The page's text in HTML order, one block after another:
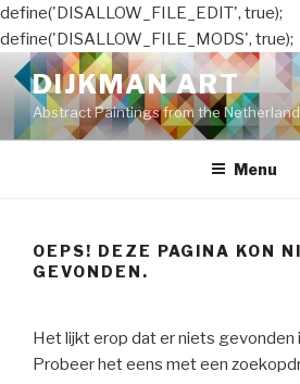
define('DISALLOW_FILE_EDIT', true);
define('DISALLOW_FILE_MODS', true);
Naar
de
inhoud
springen
DIJKMAN ART
Abstract Paintings from the
Menu
OEPS! DEZE PAGINA KON
GEVONDEN.
Het lijkt erop dat er niets gevonden
Probeer het eens met een